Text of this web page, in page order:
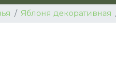
Яблоня декоративная